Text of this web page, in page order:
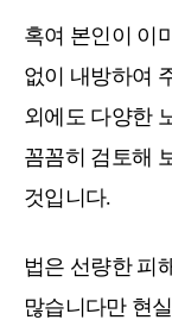
혹여 본인이 이
없이 내방하여
외에도 다양한
꼼꼼히 검토해
것입니다.
법은 선량한 피
많습니다만 현